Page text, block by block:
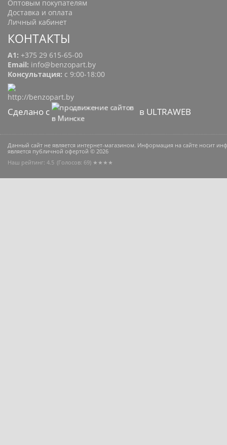
Оптовым покупателям
Доставка и оплата
Личный кабинет
КОНТАКТЫ
A1: +375 29 615-65-00
Email: info@benzopart.by
Консультация: с 9:00-18:00
Сделано с в ULTRAWEB
Данный сайт не является интернет-магазином. Информация на сайте носит
является публичной офертой © 2026
Наш рейтинг: 4.5 (Голосов: 69) ★★★★